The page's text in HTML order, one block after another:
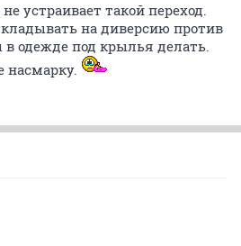
устраивает такой переход.
на диверсию против
одежде под крылья делать.
насмарку.